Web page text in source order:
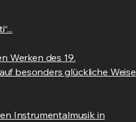
Werken des 19.
besonders glückliche Weise
Instrumentalmusik in